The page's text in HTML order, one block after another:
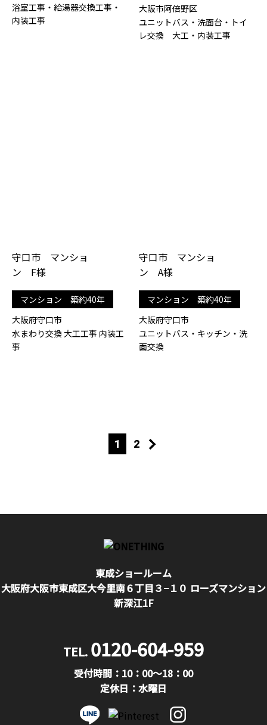
浴室工事・給湯器交換工事・
内装工事
大阪市阿倍野区
ユニットバス・洗面台・トイ
レ交換 大工・内装工事
守口市 マンショ
ン F様
マンション 築約40年
大阪府守口市
水まわり交換 大工工事 内装工
事
守口市 マンショ
ン A様
マンション 築約40年
大阪府守口市
ユニットバス・キッチン・洗
面交換
1 2
東成ショールーム
大阪府大阪市東成区大今里南６丁目３−１０ ローズマンション
新深江1F
TEL. 0120-604-959
受付時間：10：00〜18：00
定休日：水曜日